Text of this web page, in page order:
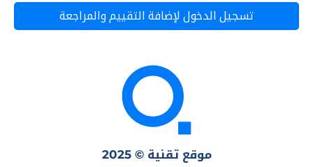
تسجيل الدخول لإضافة التقييم والمراجعة
موقع تقنية © 2025